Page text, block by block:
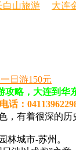
白山旅游 大连
日游150元
攻略，大连到华
话：
有着很深的
林城市-苏州。